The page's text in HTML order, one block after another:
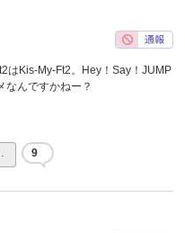
はKis-My-Ft2。Hey！Say！JUMP
なんですかねー？
9